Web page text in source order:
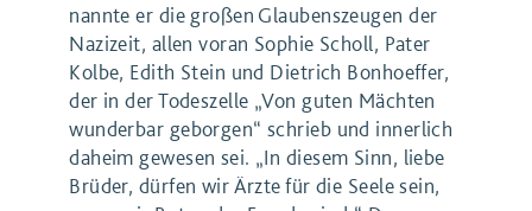
nannte er die großen Glaubenszeugen der
Nazizeit, allen voran Sophie Scholl, Pater
Kolbe, Edith Stein und Dietrich Bonhoeffer,
der in der Todeszelle „Von guten Mächten
wunderbar geborgen“ schrieb und innerlich
daheim gewesen sei. „In diesem Sinn, liebe
Brüder, dürfen wir Ärzte für die Seele sein,